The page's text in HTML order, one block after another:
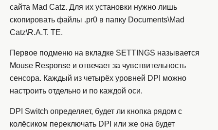
сайта Mad Catz. Для их установки нужно лишь
скопировать файлы .pr0 в папку Documents\Mad
Catz\R.A.T. TE.
Первое подменю на вкладке SETTINGS называется
Mouse Response и отвечает за чувствительность
сенсора. Каждый из четырёх уровней DPI можно
настроить отдельно и по каждой оси.
DPI Switch определяет, будет ли кнопка рядом с
колёсиком переключать DPI или же она будет